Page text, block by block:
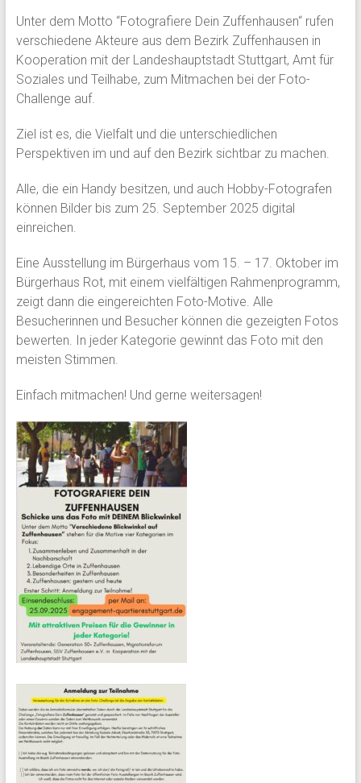
Unter dem Motto “Fotografiere Dein Zuffenhausen“ rufen
verschiedene Akteure aus dem Bezirk Zuffenhausen in
Kooperation mit der Landeshauptstadt Stuttgart, Amt für
Soziales und Teilhabe, zum Mitmachen bei der Foto-
Challenge auf.
Ziel ist es, die Vielfalt und die unterschiedlichen
Perspektiven im und auf den Bezirk sichtbar zu machen.
Alle, die ein Handy besitzen, und auch Hobby-Fotografen
können Bilder bis zum 25. September 2025 digital
einreichen.
Eine Ausstellung im Bürgerhaus vom 15. – 17. Oktober im
Bürgerhaus Rot, mit einem vielfältigen Rahmenprogramm,
zeigt dann die eingereichten Foto-Motive. Alle
Besucherinnen und Besucher können die gezeigten Fotos
bewerten. In jeder Kategorie gewinnt das Foto mit den
meisten Stimmen.
Einfach mitmachen! Und gerne weitersagen!